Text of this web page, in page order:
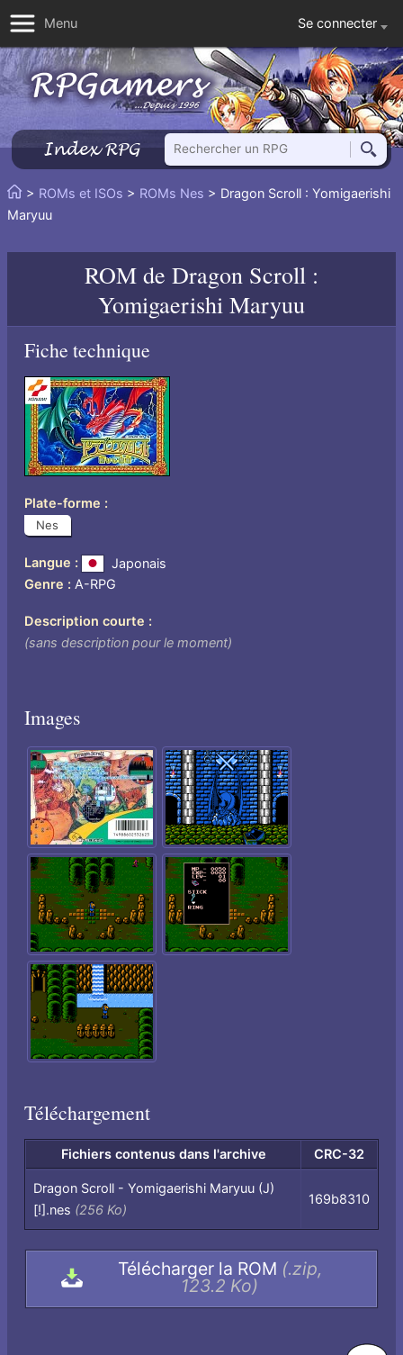
Menu Se connecter
Index RPG
Rechercher un RPG
Vous
êtes
> ROMs et ISOs > ROMs Nes > Dragon Scroll : Yomigaerishi
Maryuu
ROM de Dragon Scroll :
Yomigaerishi Maryuu
Fiche technique
Plate-forme
Nes
Langue
Japonais
Genre
A-RPG
Description courte
(sans description pour le moment)
Images
Téléchargement
Fichiers
contenus
Fichiers contenus dans l'archive CRC-32
Dragon Scroll - Yomigaerishi Maryuu (J)
[!].nes (256 Ko)
169b8310
Télécharger la ROM (.zip,
123.2 Ko)